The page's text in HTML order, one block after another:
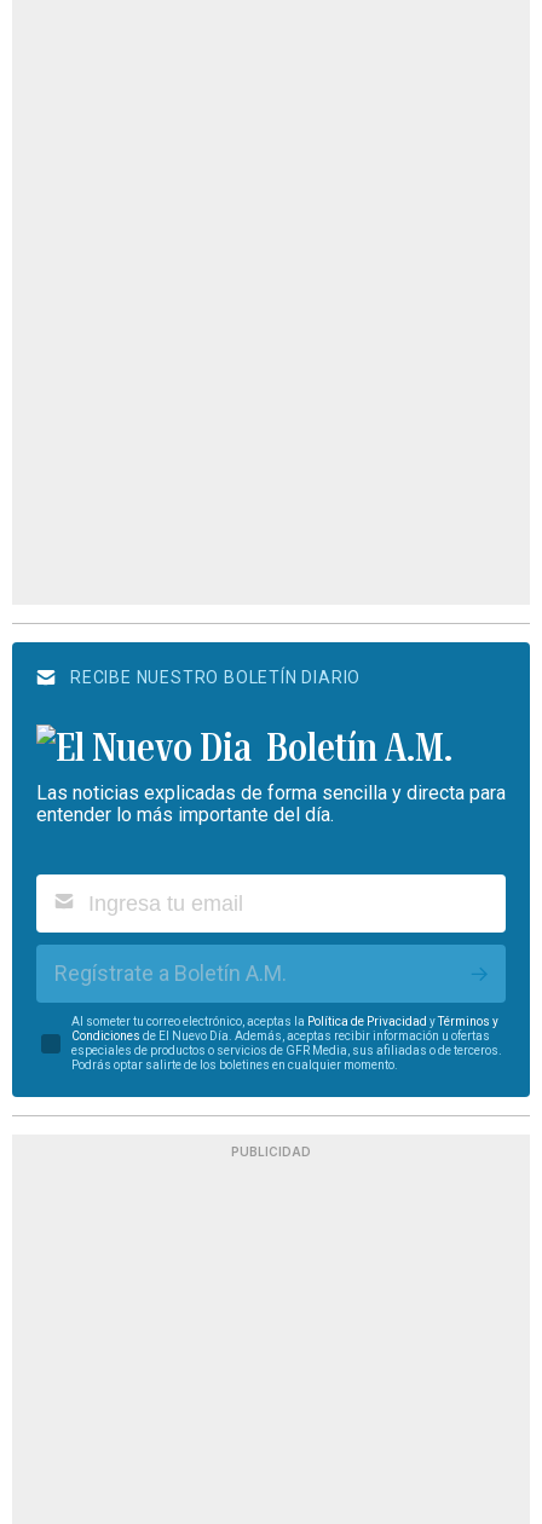
RECIBE NUESTRO BOLETÍN DIARIO
Boletín A.M.
Las noticias explicadas de forma sencilla y directa para
entender lo más importante del día.
Regístrate a Boletín A.M.
Al someter tu correo electrónico, aceptas la Política de Privacidad yTérminos y
Condiciones de El Nuevo Día. Además, aceptas recibir información u ofertas
especiales de productos o servicios de GFR Media, sus afiliadas o de terceros.
Podrás optar salirte de los boletines en cualquier momento.
PUBLICIDAD